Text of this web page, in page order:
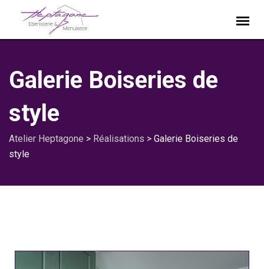
Galerie Boiseries de
style
Atelier Heptagone > Réalisations > Galerie Boiseries de
style